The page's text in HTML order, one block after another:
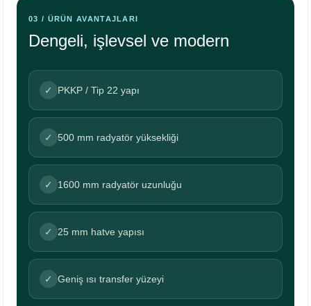
03 / ÜRÜN AVANTAJLARI
Dengeli, işlevsel ve modern
✓ PKKP / Tip 22 yapı
✓ 500 mm radyatör yüksekliği
✓ 1600 mm radyatör uzunluğu
✓ 25 mm hatve yapısı
✓ Geniş ısı transfer yüzeyi